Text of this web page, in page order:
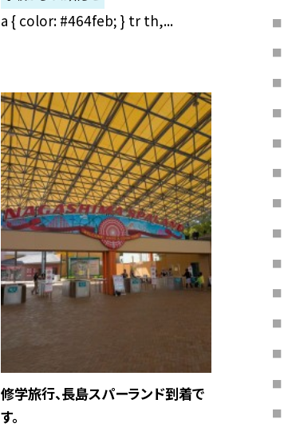
a { color: #464feb; } tr th,...
修学旅行、長島スパーランド到着で
す。